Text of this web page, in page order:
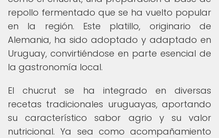
repollo fermentado que se ha vuelto popular
en la región. Este platillo, originario de
Alemania, ha sido adoptado y adaptado en
Uruguay, convirtiéndose en parte esencial de
la gastronomía local.
El chucrut se ha integrado en diversas
recetas tradicionales uruguayas, aportando
su característico sabor agrio y su valor
nutricional. Ya sea como acompañamiento